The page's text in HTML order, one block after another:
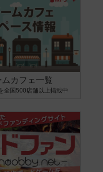
カフェ一覧
全国500店舗以上掲載中